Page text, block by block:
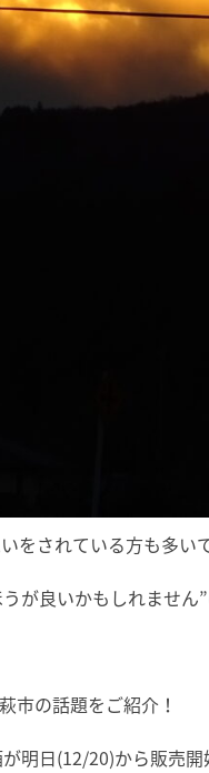
をされている方も多い
が良いかもしれません
市の話題をご紹介！
明日(12/20)から販売開